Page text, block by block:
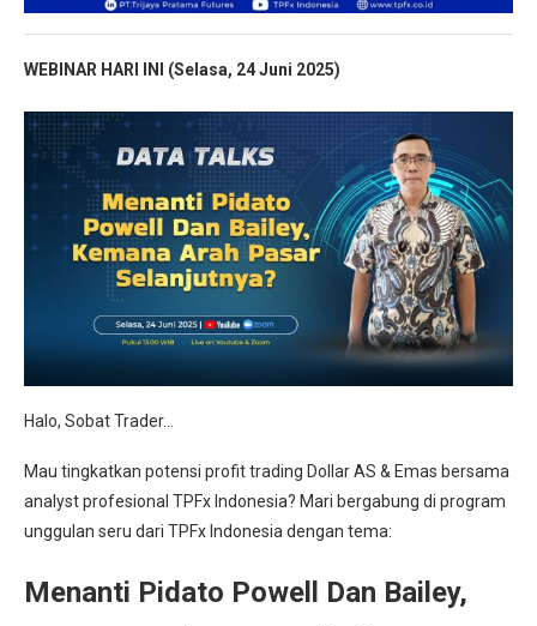
WEBINAR HARI INI (Selasa, 24 Juni 2025)
Halo, Sobat Trader…
Mau tingkatkan potensi profit trading Dollar AS & Emas bersama
analyst profesional TPFx Indonesia? Mari bergabung di program
unggulan seru dari TPFx Indonesia dengan tema:
Menanti Pidato Powell Dan Bailey,